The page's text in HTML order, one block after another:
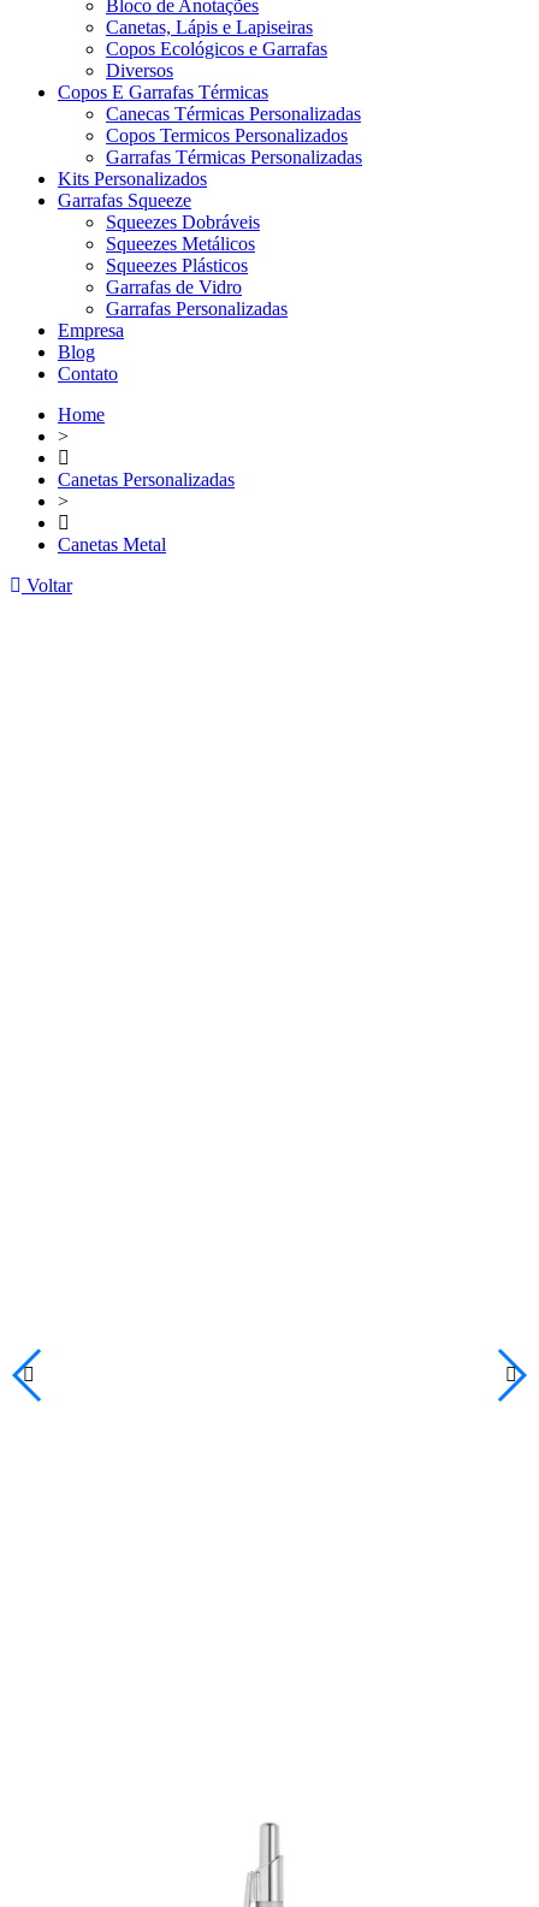
Bloco de Anotações
Canetas, Lápis e Lapiseiras
Copos Ecológicos e Garrafas
Diversos
Copos E Garrafas Térmicas
Canecas Térmicas Personalizadas
Copos Termicos Personalizados
Garrafas Térmicas Personalizadas
Kits Personalizados
Garrafas Squeeze
Squeezes Dobráveis
Squeezes Metálicos
Squeezes Plásticos
Garrafas de Vidro
Garrafas Personalizadas
Empresa
Blog
Contato
Home
>
Canetas Personalizadas
>
Canetas Metal
Voltar